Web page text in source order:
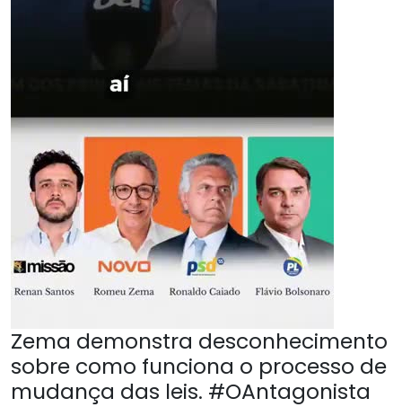
Zema demonstra desconhecimento
sobre como funciona o processo de
mudança das leis. #OAntagonista